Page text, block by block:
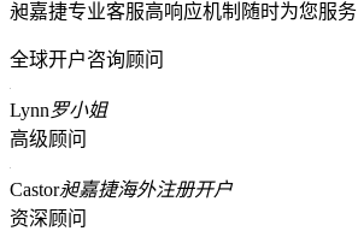
昶嘉捷专业客服高响应机制随时为您服务
全球开户咨询顾问
Lynn罗小姐
高级顾问
Castor昶嘉捷海外注册开户
资深顾问